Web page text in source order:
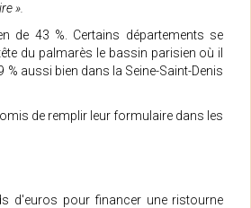
».
de 43 %. Certains départements se
du palmarès le bassin parisien où il
% aussi bien dans la Seine-Saint-Denis
de remplir leur formulaire dans les
d'euros pour financer une ristourne